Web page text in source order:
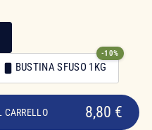
BUSTINA SFUSO 1KG
-10%
CARRELLO 8,80 €